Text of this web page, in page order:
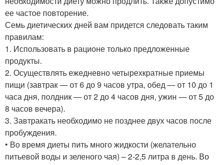
ее частое повторение.
Семь диетических дней вам придется следовать таким
правилам:
1. Использовать в рационе только предложенные
продукты.
2. Осуществлять ежедневно четырехкратные приемы
пищи (завтрак — от 6 до 9 часов утра, обед — от 10 до 1
часа дня, полдник — от 2 до 4 часов дня, ужин — от 5 до
8 часов вечера).
3. Завтракать необходимо не позднее двух часов после
пробуждения.
• Во время диеты пить много жидкости (желательно
питьевой воды и зеленого чая) – 2-2,5 литра в день. Во